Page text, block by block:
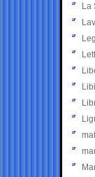
La